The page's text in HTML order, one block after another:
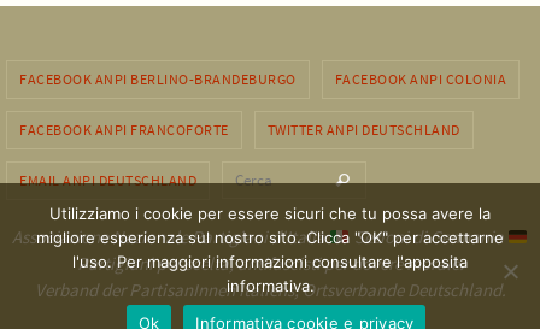
FACEBOOK ANPI BERLINO-BRANDEBURGO FACEBOOK ANPI COLONIA
FACEBOOK ANPI FRANCOFORTE TWITTER ANPI DEUTSCHLAND
EMAIL ANPI DEUTSCHLAND Cerca per:
Cerca
Associazione Nazionale Partigiani d'Italia
Sezioni di Germania
Partigiani per scelta, antifascisti per dovere morale.
Verband der PartisanInnen Italiens, Ortsverbande Deutschland.
Utilizziamo i cookie per essere sicuri che tu possa avere la
migliore esperienza sul nostro sito. Clicca "OK" per accettarne
l'uso. Per maggiori informazioni consultare l'apposita
informativa.
Ok
Informativa cookie e privacy